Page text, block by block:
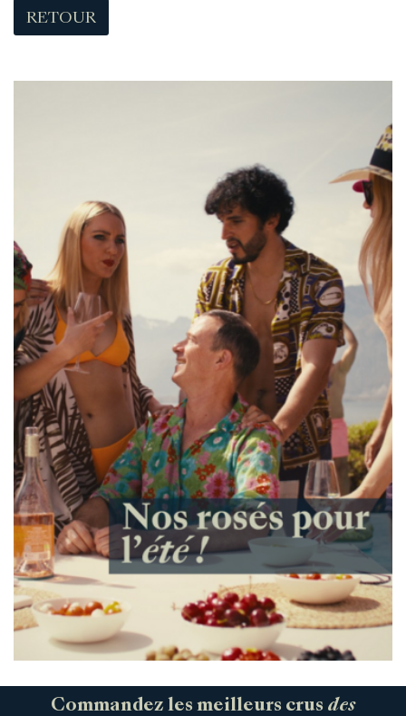
RETOUR
Commandez les meilleurs crus des